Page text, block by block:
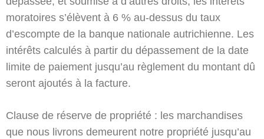
moratoires s’élèvent à 6 % au-dessus du taux
d’escompte de la banque nationale autrichienne. Les
intérêts calculés à partir du dépassement de la date
limite de paiement jusqu’au règlement du montant dû
seront ajoutés à la facture.
Clause de réserve de propriété : les marchandises
que nous livrons demeurent notre propriété jusqu’au